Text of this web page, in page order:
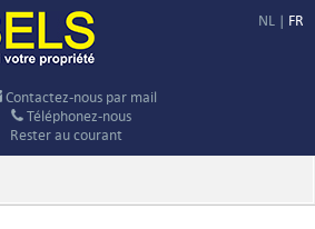
NL | FR
Contactez-nous par mail
Téléphonez-nous
Rester au courant